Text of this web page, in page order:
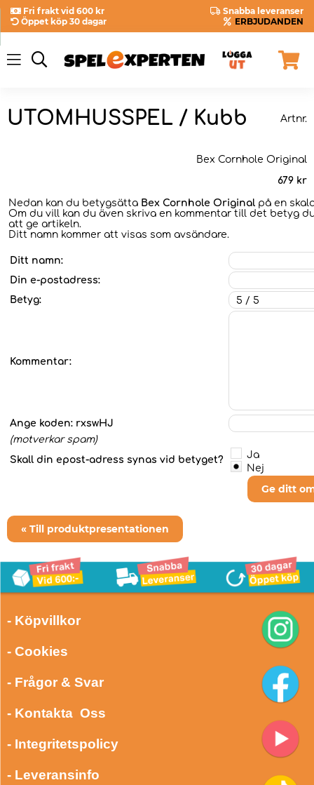
Fri frakt vid 600 kr
Snabba leveranser
Öppet köp 30 dagar
ERBJUDANDEN
UTOMHUSSPEL / Kubb Artnr.
Bex Cornhole Original
679 kr
Nedan kan du betygsätta Bex Cornhole Original på en
Om du vill kan du även skriva en kommentar till det betyg
att ge artikeln.
Ditt namn kommer att visas som avsändare.
Ditt namn:
Din e-postadress:
Betyg:
Kommentar:
Ange koden: rxswHJ
(motverkar spam)
Skall din epost-adress synas vid betyget?
Ja
Nej
Ge ditt
« Till produktpresentationen
- Köpvillkor
- Cookies
- Frågor & Svar
- Kontakta Oss
- Integritetspolicy
- Leveransinfo